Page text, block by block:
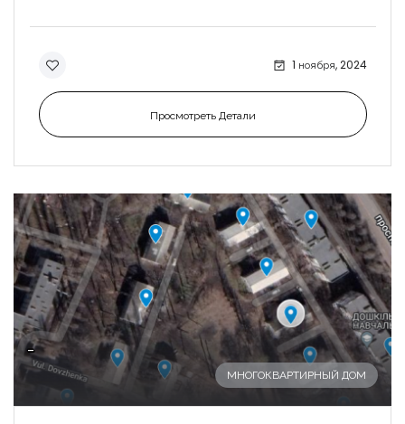
1 ноября, 2024
Просмотреть Детали
-
МНОГОКВАРТИРНЫЙ ДОМ